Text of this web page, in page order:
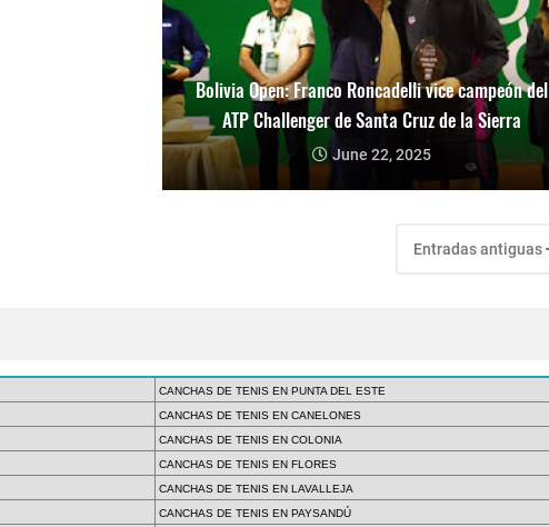
Bolivia Open: Franco Roncadelli vice campeón del
ATP Challenger de Santa Cruz de la Sierra
June 22, 2025
Entradas antiguas
CANCHAS DE TENIS EN PUNTA DEL ESTE
CANCHAS DE TENIS EN CANELONES
CANCHAS DE TENIS EN COLONIA
CANCHAS DE TENIS EN FLORES
CANCHAS DE TENIS EN LAVALLEJA
CANCHAS DE TENIS EN PAYSANDÚ